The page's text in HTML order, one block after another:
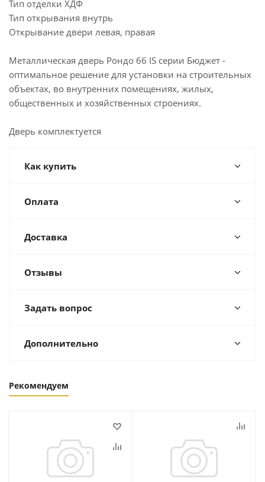
Тип отделки ХДФ
Тип открывания внутрь
Открывание двери левая, правая
Металлическая дверь Рондо 66 IS серии Бюджет -
оптимальное решение для установки на строительных
объектах, во внутренних помещениях, жилых,
общественных и хозяйственных строениях.
Дверь комплектуется
Как купить
Оплата
Доставка
Отзывы
Задать вопрос
Дополнительно
Рекомендуем